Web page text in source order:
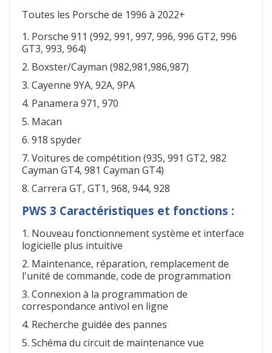
Toutes les Porsche de 1996 à 2022+
1. Porsche 911 (992, 991, 997, 996, 996 GT2, 996
GT3, 993, 964)
2. Boxster/Cayman (982,981,986,987)
3. Cayenne 9YA, 92A, 9PA
4. Panamera 971, 970
5. Macan
6. 918 spyder
7. Voitures de compétition (935, 991 GT2, 982
Cayman GT4, 981 Cayman GT4)
8. Carrera GT, GT1, 968, 944, 928
PWS 3 Caractéristiques et fonctions :
1. Nouveau fonctionnement système et interface
logicielle plus intuitive
2. Maintenance, réparation, remplacement de
l'unité de commande, code de programmation
3. Connexion à la programmation de
correspondance antivol en ligne
4. Recherche guidée des pannes
5. Schéma du circuit de maintenance vue